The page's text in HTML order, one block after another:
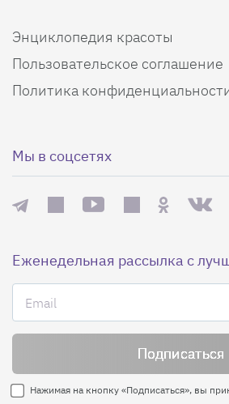
Энциклопедия красоты
Пользовательское соглашение
Политика
Мы в соцсетях
Еженедельная рассылка с
Нажимая на кнопку «Подписаться», вы